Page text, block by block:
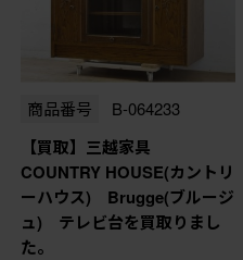
商品番号 B-064233
【買取】三越家具
COUNTRY HOUSE(カントリ
ーハウス) Brugge(ブルージ
ュ) テレビ台を買取りまし
た。